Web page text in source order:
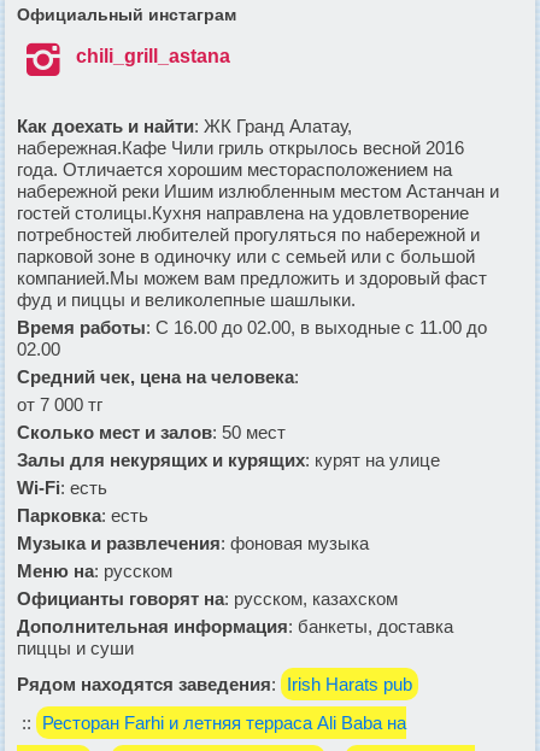
Официальный инстаграм
 chili_grill_astana
Как доехать и найти: ЖК Гранд Алатау,
набережная.Кафе Чили гриль открылось весной 2016
года. Отличается хорошим месторасположением на
набережной реки Ишим излюбленным местом Астанчан и
гостей столицы.Кухня направлена на удовлетворение
потребностей любителей прогуляться по набережной и
парковой зоне в одиночку или с семьей или с большой
компанией.Мы можем вам предложить и здоровый фаст
фуд и пиццы и великолепные шашлыки.
Время работы: С 16.00 до 02.00, в выходные с 11.00 до
02.00
Средний чек, цена на человека:
от 7 000 тг
Сколько мест и залов: 50 мест
Залы для некурящих и курящих: курят на улице
Wi-Fi: есть
Парковка: есть
Музыка и развлечения: фоновая музыка
Меню на: русском
Официанты говорят на: русском, казахском
Дополнительная информация: банкеты, доставка
пиццы и суши
Рядом находятся заведения:
Irish Harats pub
::
Ресторан Farhi и летняя терраса Ali Baba на